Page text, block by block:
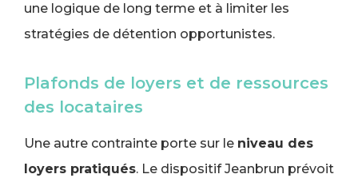
une logique de long terme et à limiter les
stratégies de détention opportunistes.
Plafonds de loyers et de ressources
des locataires
Une autre contrainte porte sur le niveau des
loyers pratiqués. Le dispositif Jeanbrun prévoit